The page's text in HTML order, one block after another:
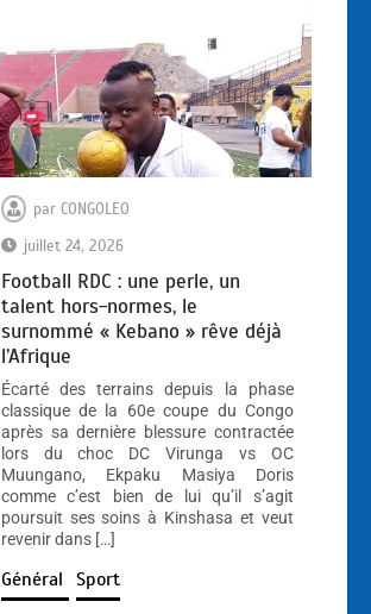
par CONGOLEO
juillet 24, 2026
Football RDC : une perle, un
talent hors-normes, le
surnommé « Kebano » rêve déjà
l’Afrique
Écarté des terrains depuis la phase
classique de la 60e coupe du Congo
après sa dernière blessure contractée
lors du choc DC Virunga vs OC
Muungano, Ekpaku Masiya Doris
comme c’est bien de lui qu’il s’agit
poursuit ses soins à Kinshasa et veut
revenir dans […]
Général Sport